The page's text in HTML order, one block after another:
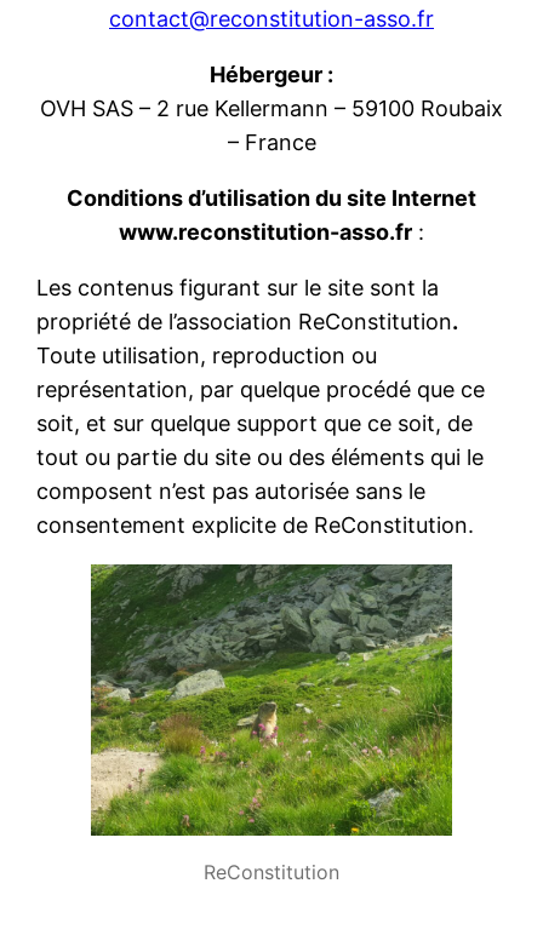
contact@reconstitution-asso.fr
Hébergeur :
OVH SAS – 2 rue Kellermann – 59100 Roubaix
– France
Conditions d’utilisation du site Internet
www.reconstitution-asso.fr :
Les contenus figurant sur le site sont la
propriété de l’association ReConstitution.
Toute utilisation, reproduction ou
représentation, par quelque procédé que ce
soit, et sur quelque support que ce soit, de
tout ou partie du site ou des éléments qui le
composent n’est pas autorisée sans le
consentement explicite de ReConstitution.
ReConstitution